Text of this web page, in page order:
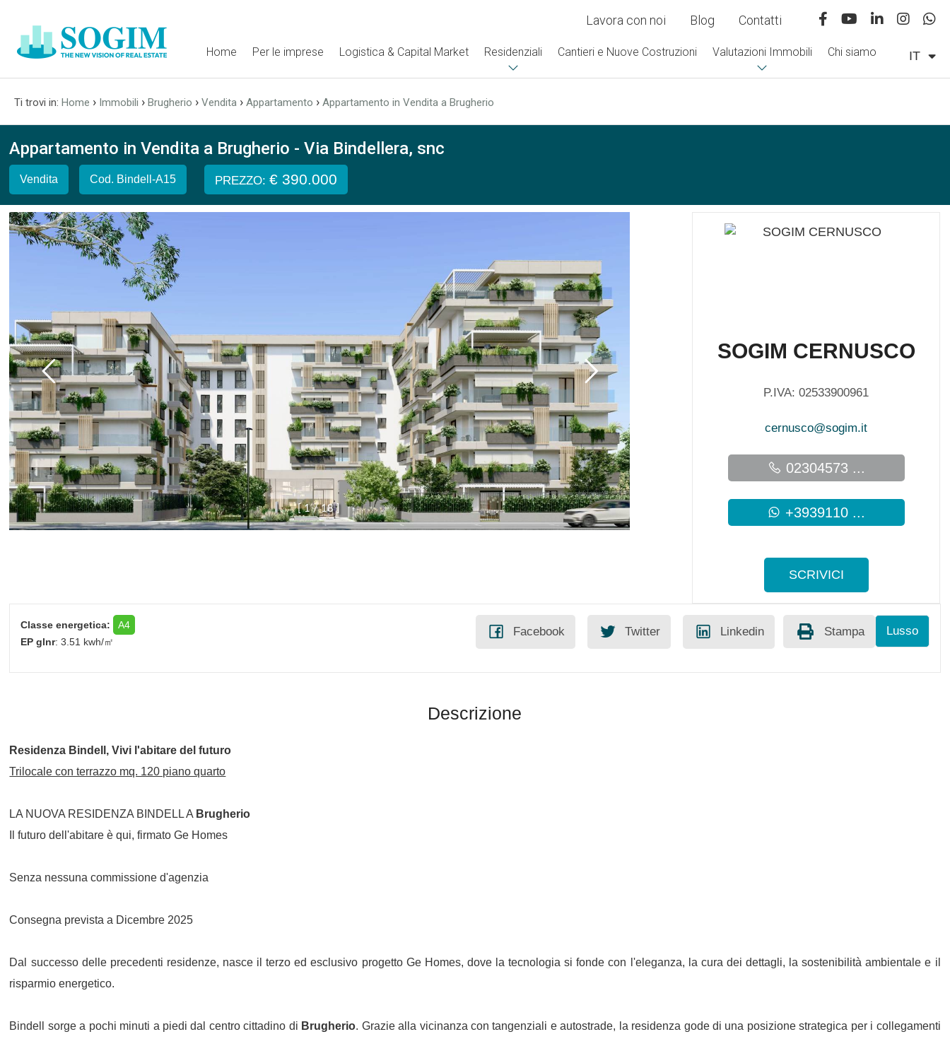
Lavora con noi Blog Contatti
IT
Home Per le imprese Logistica & Capital Market Residenziali Cantieri e Nuove Costruzioni Valutazioni Immobili Chi siamo
Ti trovi in: Home › Immobili › Brugherio › Vendita › Appartamento › Appartamento in Vendita a Brugherio
Appartamento in Vendita a Brugherio - Via Bindellera, snc
Vendita Cod. Bindell-A15 PREZZO:€ 390.000
[ 1 / 18 ]
SOGIM CERNUSCO
P.IVA: 02533900961
cernusco@sogim.it
02304573 ...
+3939110 ...
SCRIVICI
Classe energetica:
A4
EP glnr: 3.51 kwh/㎡
Lusso
Stampa
Facebook Twitter Linkedin
Descrizione
Residenza Bindell, Vivi l'abitare del futuro
Trilocale con terrazzo mq. 120 piano quarto
LA NUOVA RESIDENZA BINDELL A Brugherio
Il futuro dell'abitare è qui, firmato Ge Homes
Senza nessuna commissione d'agenzia
Consegna prevista a Dicembre 2025
Dal successo delle precedenti residenze, nasce il terzo ed esclusivo progetto Ge Homes, dove la tecnologia si fonde con l'eleganza, la cura dei dettagli, la sostenibilità ambientale e il
risparmio energetico.
Bindell sorge a pochi minuti a piedi dal centro cittadino di Brugherio. Grazie alla vicinanza con tangenziali e autostrade, la residenza gode di una posizione strategica per i collegamenti